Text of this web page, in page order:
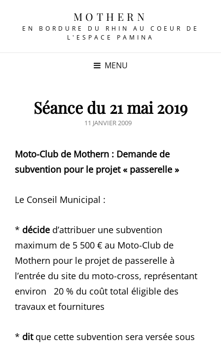
MOTHERN
EN BORDURE DU RHIN AU COEUR DE
L'ESPACE PAMINA
MENU
Séance du 21 mai 2019
POSTED
11 JANVIER 2009
Moto-Club de Mothern : Demande de
subvention pour le projet « passerelle »
Le Conseil Municipal :
* décide d’attribuer une subvention
maximum de 5 500 € au Moto-Club de
Mothern pour le projet de passerelle à
l’entrée du site du moto-cross, représentant
environ 20 % du coût total éligible des
travaux et fournitures
* ditque cette subvention sera versée sous